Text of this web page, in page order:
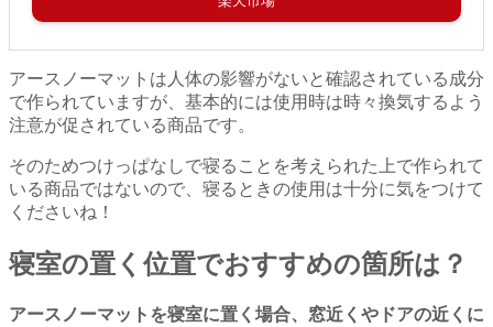
アースノーマットは人体の影響がないと確認されている成分
で作られていますが、基本的には使用時は時々換気するよう
注意が促されている商品です。
そのためつけっぱなしで寝ることを考えられた上で作られて
いる商品ではないので、寝るときの使用は十分に気をつけて
くださいね！
寝室の置く位置でおすすめの箇所は？
アースノーマットを寝室に置く場合、窓近くやドアの近くに